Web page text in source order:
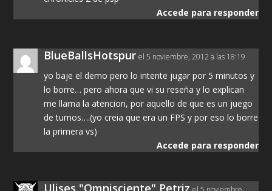
Accede para responder
BlueBallsHotspur el 5 noviembre, 2012 a las 18:19
yo baje el demo pero lo intente jugar por 5 minutos y
lo borre… pero ahora que vi su reseña y lo explican
me llama la atencion, por aquello de que es un juego
de turnos….(yo creia que era un FPS y por eso lo borre
la primera vs)
Accede para responder
Ulises "Omnisciente" Petriz